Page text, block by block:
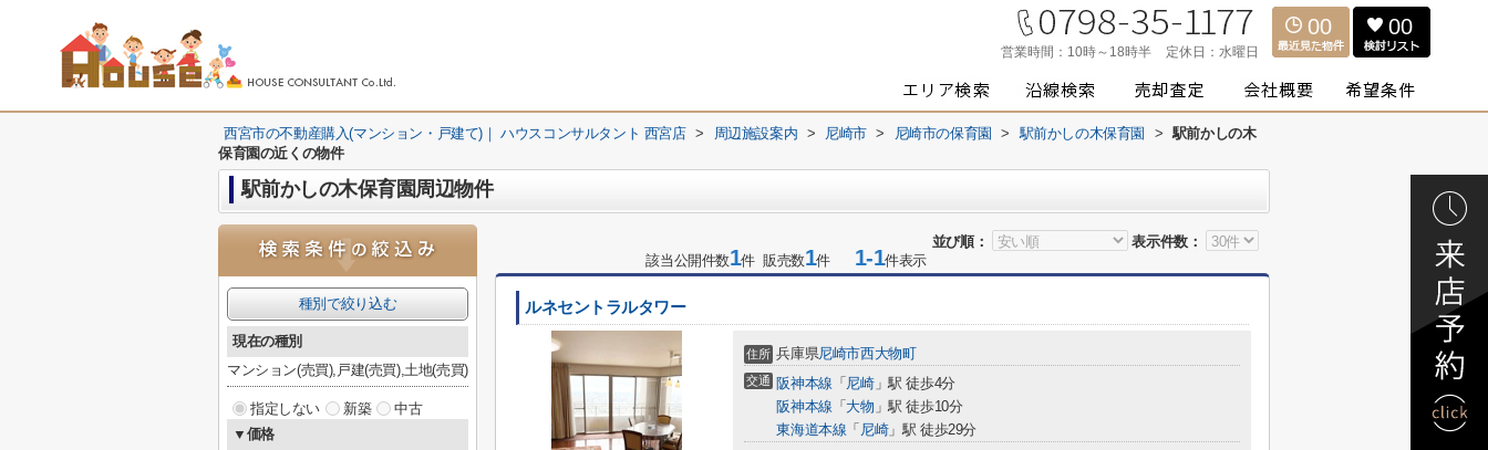
営業時間： 10時～18時半 定休日： 水曜日
00 00
西宮市の不動産購入(マンション・戸建て)｜ ハウスコンサルタント 西宮店 > 周辺施設案内 > 尼崎市 > 尼崎市の保育園 > 駅前かしの木保育園 > 駅前かしの木
保育園の近くの物件
駅前かしの木保育園周辺物件
並び順：
表示件数：
該当公開件数1件 販売数1件 1-1件表示
ルネセントラルタワー
住所 兵庫県尼崎市西大物町
交通 阪神本線 「 尼崎」駅 徒歩4分
阪神本線 「 大物 」駅 徒歩10分
東海道本線 「 尼崎」駅 徒歩29分
種別で絞り込む
現在の種別
マンション(売買),戸建(売買),土地(売買)
指定しない 新築
中古
▼価格